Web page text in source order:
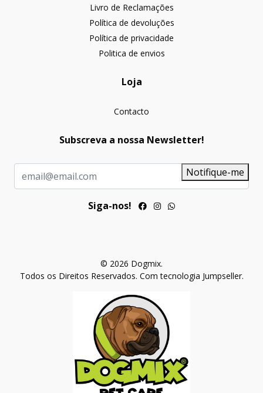
Livro de Reclamações
Política de devoluções
Política de privacidade
Politica de envios
Loja
Contacto
Subscreva a nossa Newsletter!
Notifique-me
Siga-nos!
© 2026 Dogmix.
Todos os Direitos Reservados. Com tecnologia Jumpseller.